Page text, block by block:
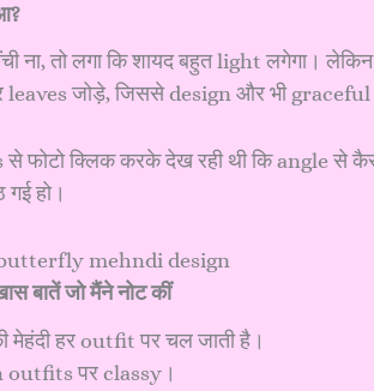
ना, तो लगा कि शायद बहुत light लगेगा।
leaves जोड़े, जिससे design और भी graceful
फोटो क्लिक करके देख रही थी कि angle से
हो।
बातें जो मैंने नोट कीं
मेहंदी हर outfit पर चल जाती है।
outfits पर classy।